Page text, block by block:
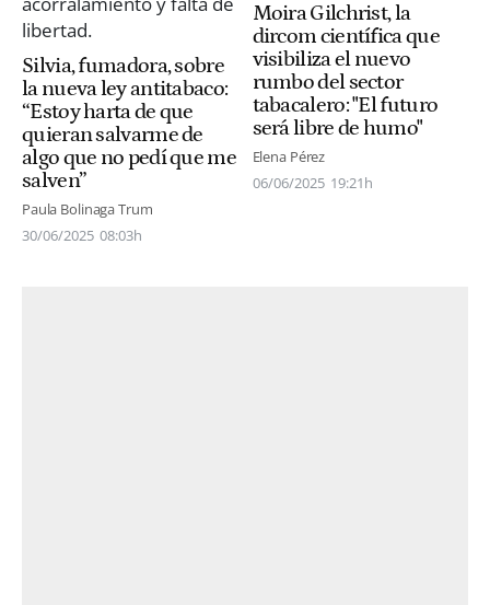
Silvia, fumadora, sobre
la nueva ley antitabaco:
“Estoy harta de que
quieran salvarme de
algo que no pedí que me
salven”
Paula Bolinaga Trum
30/06/2025 08:03h
Moira Gilchrist, la
dircom científica que
visibiliza el nuevo
rumbo del sector
tabacalero: "El futuro
será libre de humo"
Elena Pérez
06/06/2025 19:21h